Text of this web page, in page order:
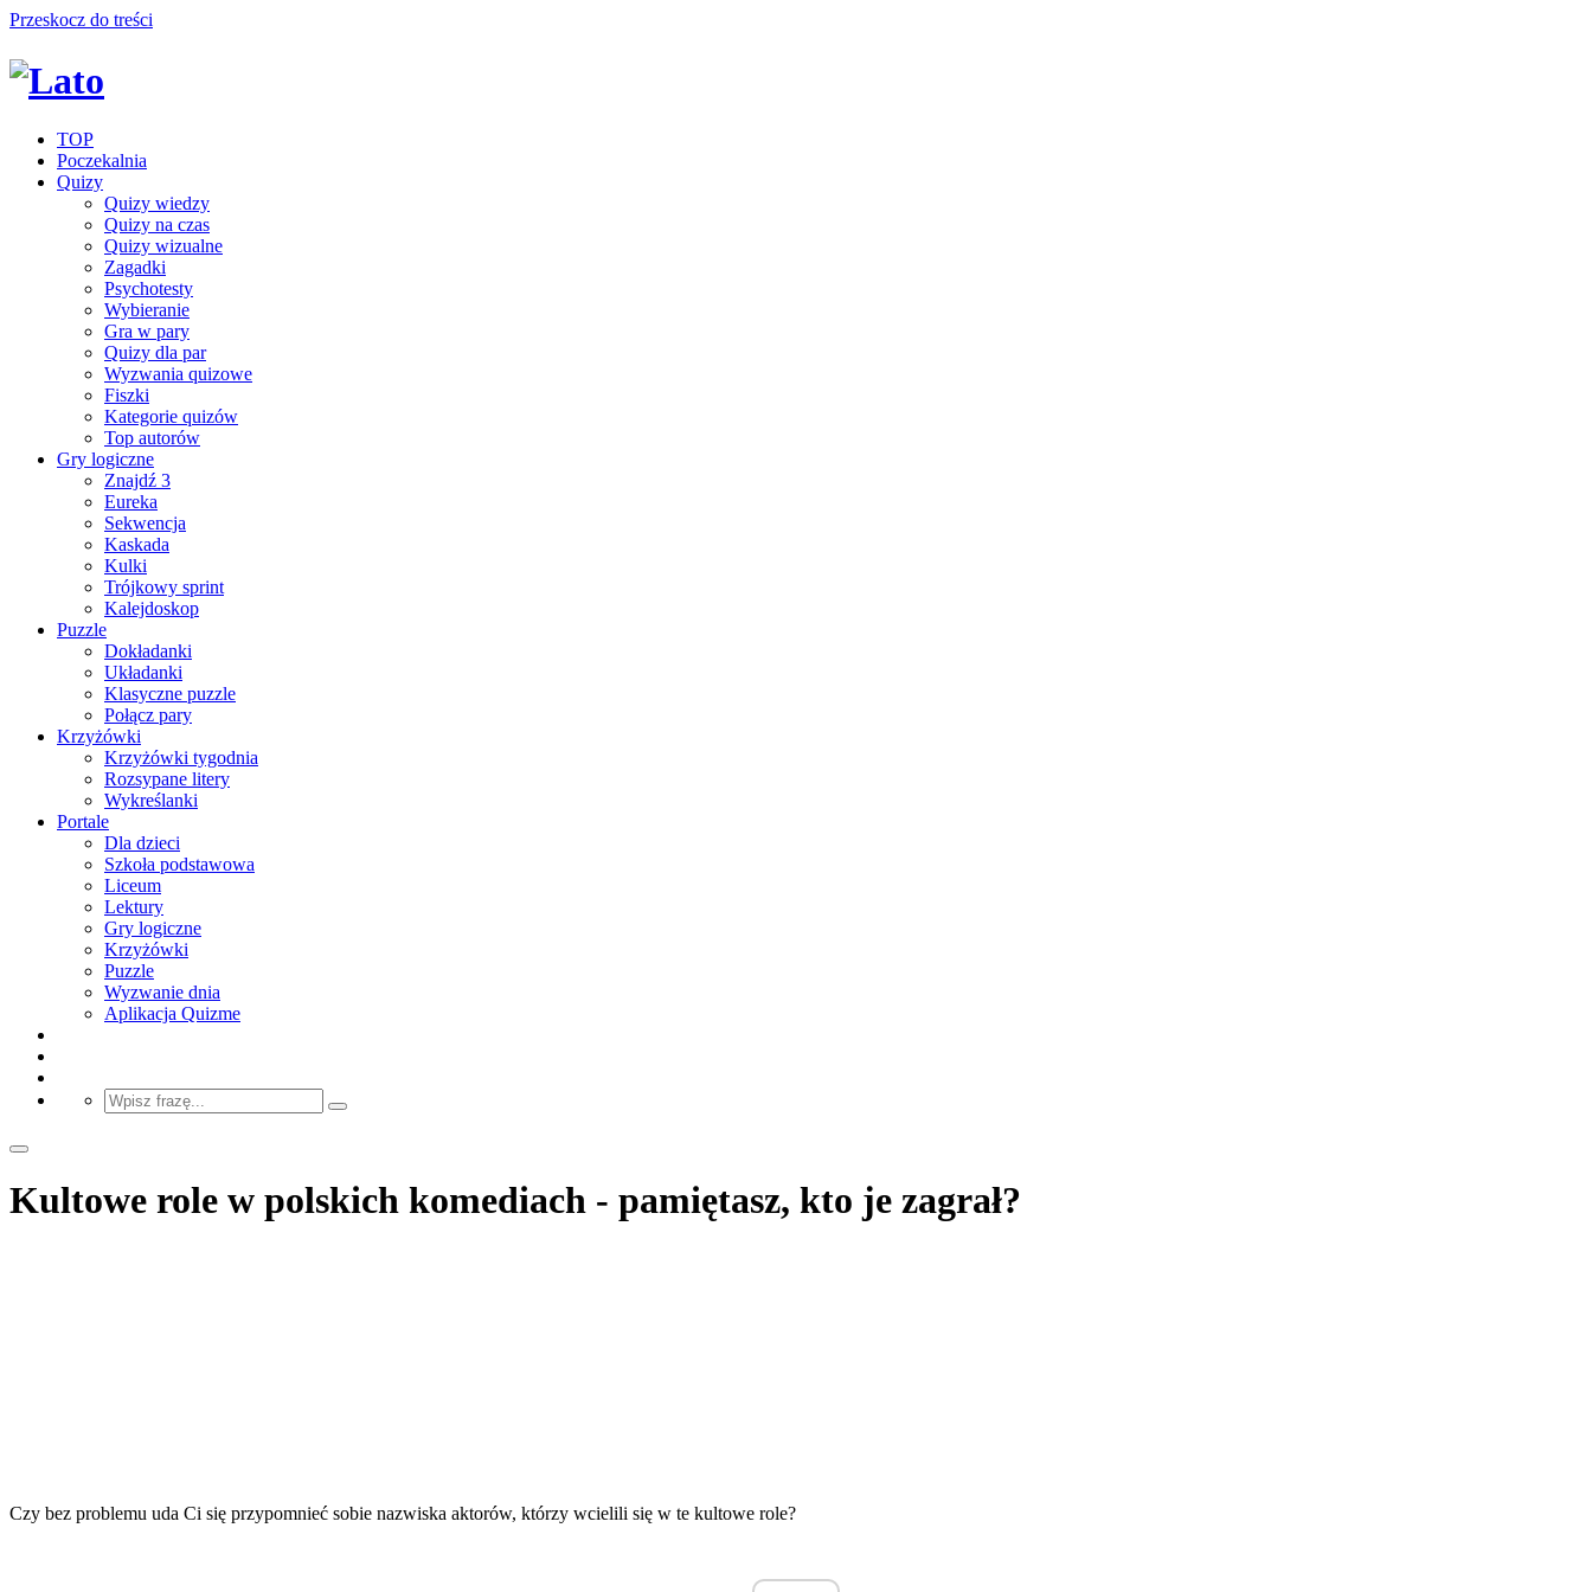
Przeskocz do treści
TOP
Poczekalnia
Quizy
Quizy wiedzy
Quizy na czas
Quizy wizualne
Zagadki
Psychotesty
Wybieranie
Gra w pary
Quizy dla par
Wyzwania quizowe
Fiszki
Kategorie quizów
Top autorów
Gry logiczne
Znajdź 3
Eureka
Sekwencja
Kaskada
Kulki
Trójkowy sprint
Kalejdoskop
Puzzle
Dokładanki
Układanki
Klasyczne puzzle
Połącz pary
Krzyżówki
Krzyżówki tygodnia
Rozsypane litery
Wykreślanki
Portale
Dla dzieci
Szkoła podstawowa
Liceum
Lektury
Gry logiczne
Krzyżówki
Puzzle
Wyzwanie dnia
Aplikacja Quizme
Kultowe role w polskich komediach - pamiętasz, kto je zagrał?
Czy bez problemu uda Ci się przypomnieć sobie nazwiska aktorów, którzy wcielili się w te kultowe role?